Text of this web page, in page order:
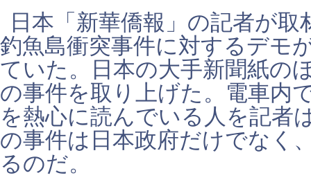
日本「新華僑報」の記者が
釣魚島衝突事件に対するデモ
ていた。日本の大手新聞紙の
の事件を取り上げた。電車内
を熱心に読んでいる人を記者
の事件は日本政府だけでなく
るのだ。